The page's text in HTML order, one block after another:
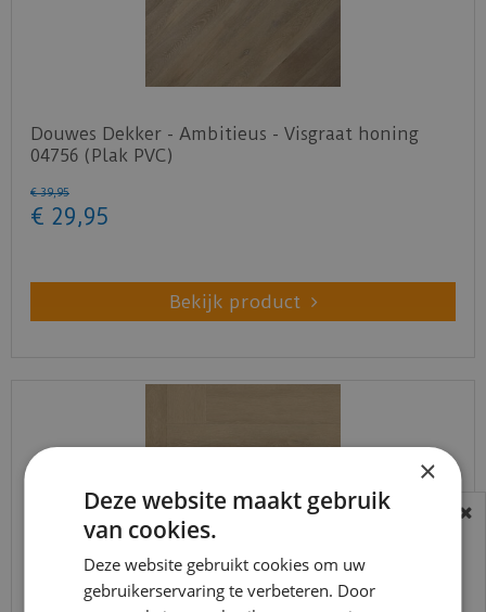
Douwes Dekker - Ambitieus - Visgraat honing
04756 (Plak PVC)
€ 39,95
€ 29,95
Bekijk product
BEREIKBAARHEID
In verband met de vakantie periode zijn wij
t/m 14 augustus telefonisch helaas niet
×
Deze website maakt gebruik
van cookies.
Deze website gebruikt cookies om uw
gebruikerservaring te verbeteren. Door